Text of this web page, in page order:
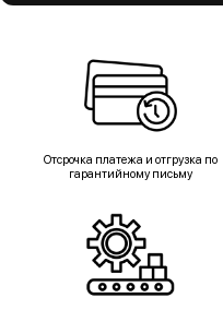
Отсрочка платежа и отгрузка по
гарантийному письму